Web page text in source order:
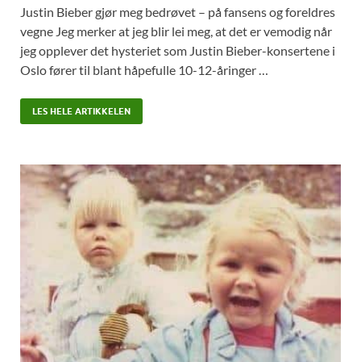
Justin Bieber gjør meg bedrøvet – på fansens og foreldres
vegne Jeg merker at jeg blir lei meg, at det er vemodig når
jeg opplever det hysteriet som Justin Bieber-konsertene i
Oslo fører til blant håpefulle 10-12-åringer …
LES HELE ARTIKKELEN